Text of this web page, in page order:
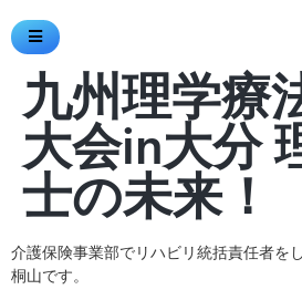
九州理学療
大会in大分
士の未来！
介護保険事業部でリハビリ統括責任者を
桐山です。